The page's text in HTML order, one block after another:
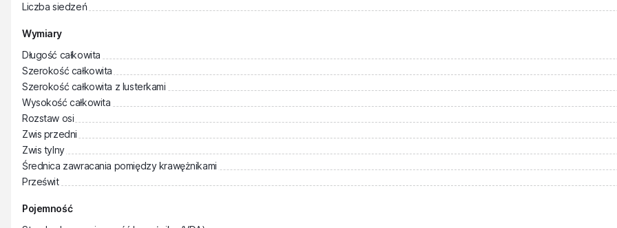
Liczba siedzeń
Wymiary
Długość całkowita
Szerokość całkowita
Szerokość całkowita z lusterkami
Wysokość całkowita
Rozstaw osi
Zwis przedni
Zwis tylny
Średnica zawracania pomiędzy krawężnikami
Prześwit
Pojemność